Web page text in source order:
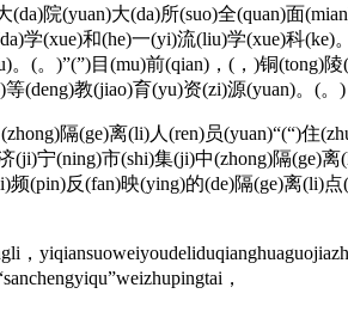
院(yuan)大(da)所(suo)全(quan)面
学(xue)和(he)一(yi)流(liu)学(xue)科(ke)
(。)”(”)目(mu)前(qian)，(，)铜(tong)
(deng)教(jiao)育(yu)资(zi)源(yuan)。(。)
隔(ge)离(li)人(ren)员(yuan)“(“)住
宁(ning)市(shi)集(ji)中(zhong)隔(ge)
(pin)反(fan)映(ying)的(de)隔(ge)离(li)
，